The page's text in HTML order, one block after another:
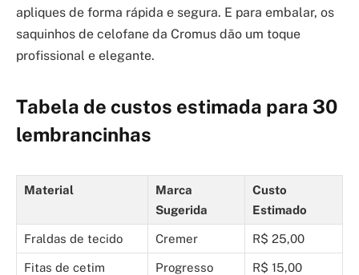
apliques de forma rápida e segura. E para embalar, os
saquinhos de celofane da Cromus dão um toque
profissional e elegante.
Tabela de custos estimada para 30
lembrancinhas
Material
Marca
Sugerida
Custo
Estimado
Fraldas de tecido Cremer R$ 25,00
Fitas de cetim Progresso R$ 15,00